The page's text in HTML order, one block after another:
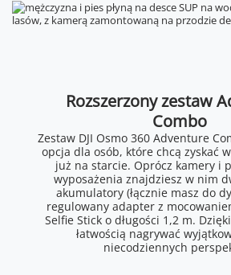
Rozszerzony zestaw
Combo
Zestaw DJI Osmo 360 Adventure
opcja dla osób, które chcą zyskać
już na starcie. Oprócz kamery i
wyposażenia znajdziesz w nim
akumulatory (łącznie masz do
regulowany adapter z
Selfie Stick o długości 1,2 m.
łatwością nagrywać
niecodziennych